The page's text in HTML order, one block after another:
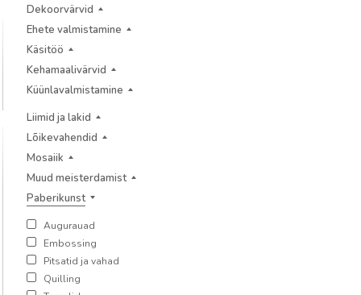
Dekoorvärvid
Ehete valmistamine
Käsitöö
Kehamaalivärvid
Küünlavalmistamine
Liimid ja lakid
Lõikevahendid
Mosaiik
Muud meisterdamist
Paberikunst
Augurauad
Embossing
Pitsatid ja vahad
Quilling